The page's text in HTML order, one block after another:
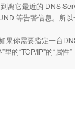
离它最近的 DNS
等告警信息。所
你需要指定一台
的“TCP/IP"的“属